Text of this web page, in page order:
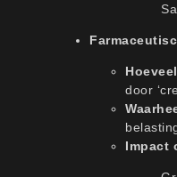
door
Impact